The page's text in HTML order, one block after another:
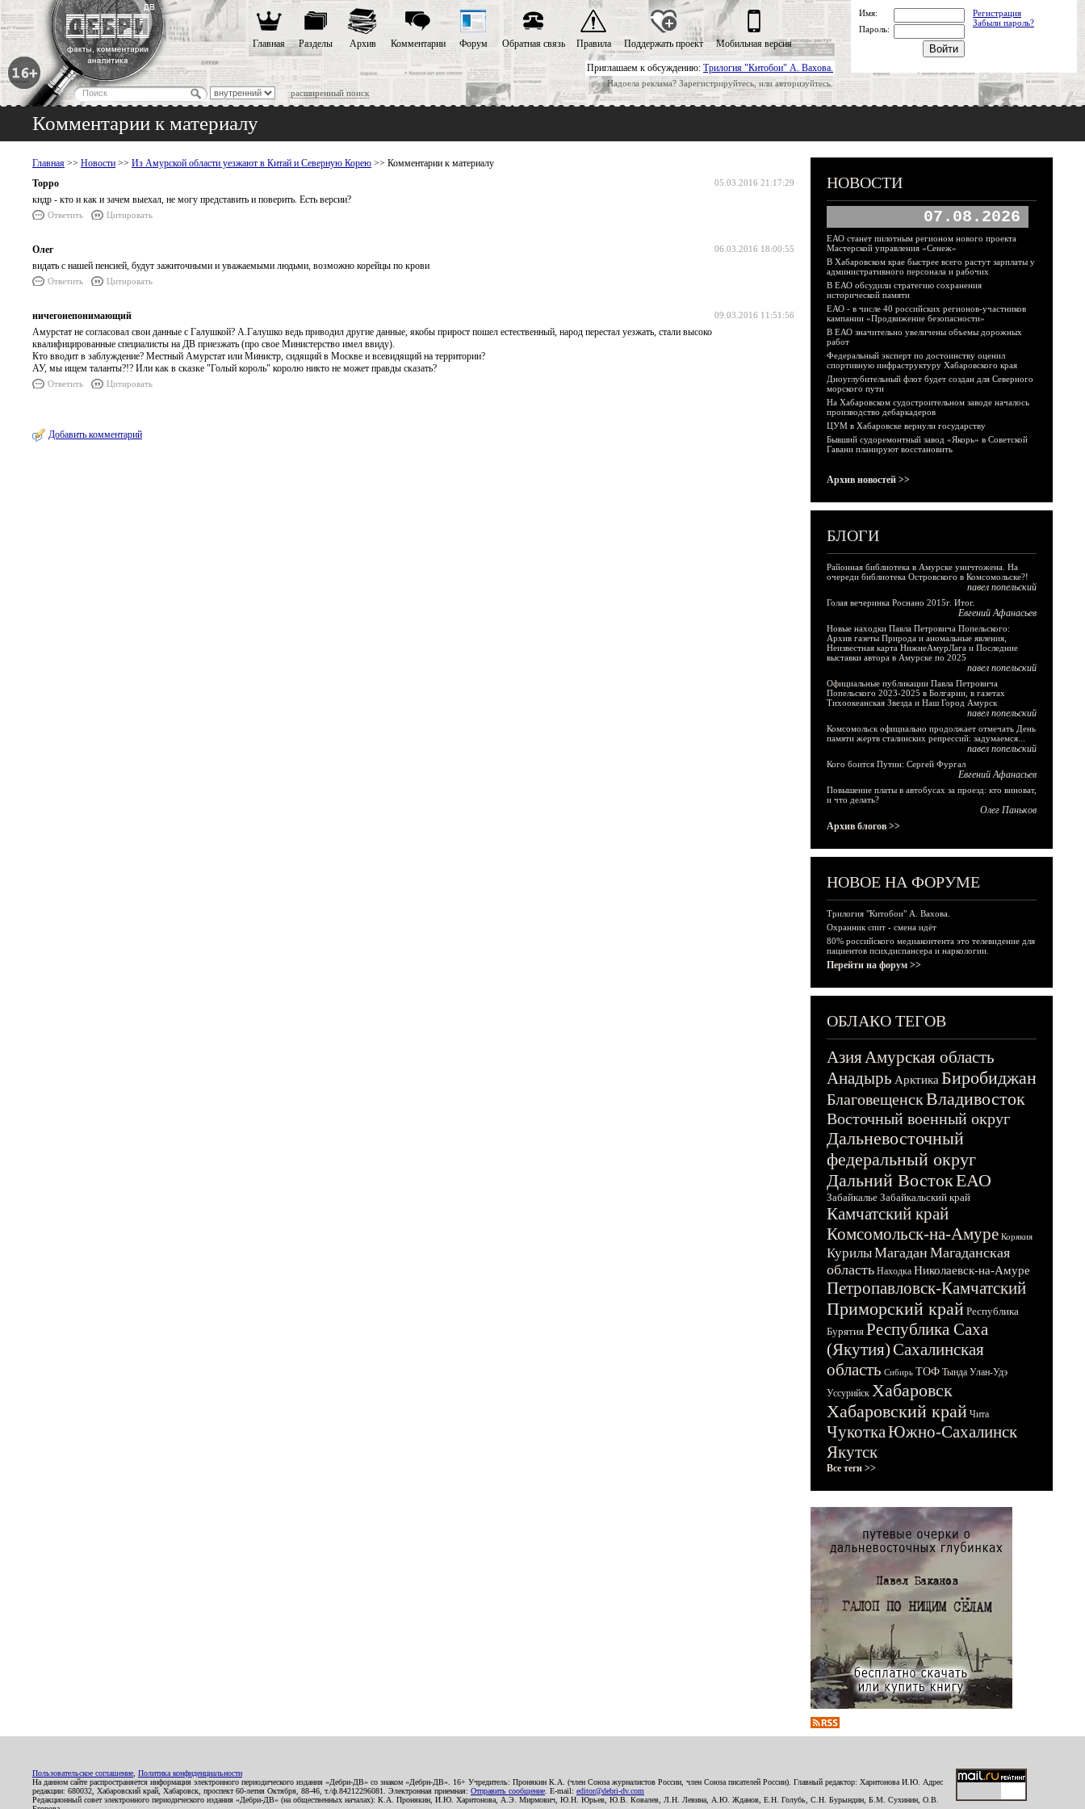
Приглашаем к обсуждению: Трилогия "Китобои" А. Вахова.
Надоела реклама? Зарегистрируйтесь, или авторизуйтесь.
расширенный поиск
Главная Разделы Архив Комментарии Форум Обратная связь Правила Поддержать проект Мобильная версия
Имя:
Регистрация
Забыли пароль?
Пароль:
Комментарии к материалу
Главная >> Новости >> Из Амурской области уезжают в Китай и Северную Корею >> Комментарии к материалу
05.03.2016 21:17:29
Торро
кндр - кто и как и зачем выехал, не могу представить и поверить. Есть версии?
Ответить Цитировать
06.03.2016 18:00:55
Олег
видать с нашей пенсией, будут зажиточными и уважаемыми людьми, возможно корейцы по крови
Ответить Цитировать
09.03.2016 11:51:56
ничегонепонимающий
Амурстат не согласовал свои данные с Галушкой? А.Галушко ведь приводил другие данные, якобы прирост пошел естественный, народ перестал уезжать, стали высоко
квалифицированные специалисты на ДВ приезжать (про свое Министерство имел ввиду).
Кто вводит в заблуждение? Местный Амурстат или Министр, сидящий в Москве и всевидящий на территории?
АУ, мы ищем таланты?!? Или как в сказке "Голый король" королю никто не может правды сказать?
Ответить Цитировать
Добавить комментарий
НОВОСТИ
07.08.2026
ЕАО станет пилотным регионом нового проекта
Мастерской управления «Сенеж»
В Хабаровском крае быстрее всего растут зарплаты у
административного персонала и рабочих
В ЕАО обсудили стратегию сохранения
исторической памяти
ЕАО - в числе 40 российских регионов-участников
кампании «Продвижение безопасности»
В ЕАО значительно увеличены объемы дорожных
работ
Федеральный эксперт по достоинству оценил
спортивную инфраструктуру Хабаровского края
Дноуглубительный флот будет создан для Северного
морского пути
На Хабаровском судостроительном заводе началось
производство дебаркадеров
ЦУМ в Хабаровске вернули государству
Бывший судоремонтный завод «Якорь» в Советской
Гавани планируют восстановить
Архив новостей >>
БЛОГИ
Районная библиотека в Амурске уничтожена. На
очереди библиотека Островского в Комсомольске?!
павел попельский
Голая вечеринка Роснано 2015г. Итог.
Евгений Афанасьев
Новые находки Павла Петровича Попельского:
Архив газеты Природа и аномальные явления,
Неизвестная карта НижнеАмурЛага и Последние
выставки автора в Амурске по 2025
павел попельский
Официальные публикации Павла Петровича
Попельского 2023-2025 в Болгарии, в газетах
Тихоокеанская Звезда и Наш Город Амурск
павел попельский
Комсомольск официально продолжает отмечать День
памяти жертв сталинских репрессий: задумаемся...
павел попельский
Кого боится Путин: Сергей Фургал
Евгений Афанасьев
Повышение платы в автобусах за проезд: кто виноват,
и что делать?
Олег Паньков
Архив блогов >>
НОВОЕ НА ФОРУМЕ
Трилогия "Китобои" А. Вахова.
Охранник спит - смена идёт
80% российского медиаконтента это телевидение для
пациентов психдиспансера и наркологии.
Перейти на форум >>
ОБЛАКО ТЕГОВ
АзияАмурская область
Анадырь Арктика Биробиджан
БлаговещенскВладивосток
Восточный военный округ
Дальневосточный
федеральный округ
Дальний ВостокЕАО
Забайкалье Забайкальский край
Камчатский край
Комсомольск-на-Амуре Корякия
КурилыМагадан Магаданская
область Находка Николаевск-на-Амуре
Петропавловск-Камчатский
Приморский край Республика
Бурятия Республика Саха
(Якутия)Сахалинская
область Сибирь ТОФ Тында Улан-Удэ
Уссурийск Хабаровск
Хабаровский край Чита
ЧукоткаЮжно-Сахалинск
Якутск
Все теги >>
Пользовательское соглашение Политика конфиденциальности
На данном сайте распространяется информация электронного периодического издания «Дебри-ДВ» со знаком «Дебри-ДВ». 16+ Учредитель: Пронякин К.А. (член Союза журналистов России, член Союза писателей России). Главный редактор: Харитонова И.Ю. Адрес
редакции: 680032, Хабаровский край, Хабаровск, проспект 60-летия Октября, 88-46, т./ф.84212296081. Электронная приемная: Отправить сообщение . E-mail: editor@debri-dv.com
Редакционный совет электронного периодического издания «Дебри-ДВ» (на общественных началах): К.А. Пронякин, И.Ю. Харитонова, А.Э. Мирмович, Ю.Н. Юрьев, Ю.В. Ковалев, Л.Н. Левина, А.Ю. Жданов, Е.Н. Голубь, С.Н. Бурындин, Б.М. Сухинин, О.В.